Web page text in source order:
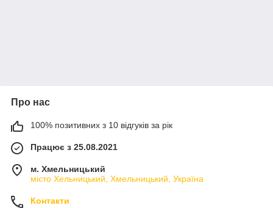
Про нас
100% позитивних з 10 відгуків за рік
Працює з 25.08.2021
м. Хмельницький
місто Хельницький, Хмельницький, Україна
Контакти